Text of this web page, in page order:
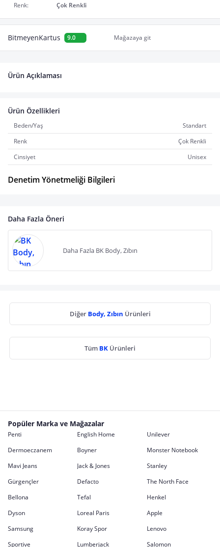
Renk:
Çok Renkli
BitmeyenKartus 9.0 Mağazaya git
Ürün Açıklaması
Ürün Özellikleri
Beden/Yaş
Standart
Renk
Çok Renkli
Cinsiyet
Unisex
Denetim Yönetmeliği Bilgileri
Daha Fazla Öneri
Daha Fazla BK Body, Zıbın
Diğer Body, Zıbın Ürünleri
Tüm BK Ürünleri
Popüler Marka ve Mağazalar
Penti English Home
Unilever
Dermoeczanem
Boyner
Monster Notebook
Mavi Jeans
Jack & Jones
Stanley
Gürgençler
Defacto
The North Face
Bellona
Tefal
Henkel
Dyson
Loreal Paris
Apple
Samsung
Koray Spor
Lenovo
Sportive
Lumberjack Salomon